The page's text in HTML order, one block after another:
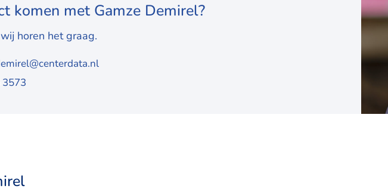
komen met Gamze Demirel?
horen het graag.